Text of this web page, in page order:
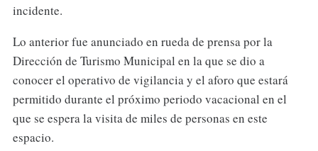
incidente.
Lo anterior fue anunciado en rueda de prensa por la
Dirección de Turismo Municipal en la que se dio a
conocer el operativo de vigilancia y el aforo que estará
permitido durante el próximo periodo vacacional en el
que se espera la visita de miles de personas en este
espacio.